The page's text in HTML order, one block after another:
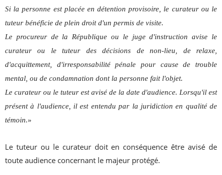
Si la personne est placée en détention provisoire, le curateur ou le
tuteur bénéficie de plein droit d'un permis de visite.
Le procureur de la République ou le juge d'instruction avise le
curateur ou le tuteur des décisions de non-lieu, de relaxe,
d'acquittement, d'irresponsabilité pénale pour cause de trouble
mental, ou de condamnation dont la personne fait l'objet.
Le curateur ou le tuteur est avisé de la date d'audience. Lorsqu'il est
présent à l'audience, il est entendu par la juridiction en qualité de
témoin.»
Le tuteur ou le curateur doit en conséquence être avisé de
toute audience concernant le majeur protégé.